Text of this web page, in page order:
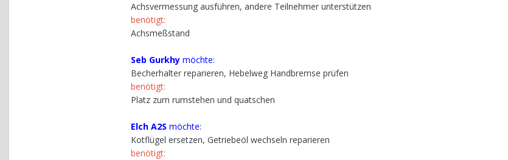
Achsvermessung ausführen, andere Teilnehmer unterstützen
benötigt:
Achsmeßstand
Seb Gurkhy möchte:
Becherhalter reparieren, Hebelweg Handbremse prüfen
benötigt:
Platz zum rumstehen und quatschen
Elch A2S möchte:
Kotflügel ersetzen, Getriebeöl wechseln reparieren
benötigt: